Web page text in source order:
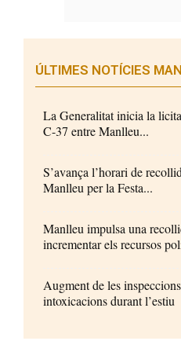
ÚLTIMES NOTÍCIES
La Generalitat inicia la
C-37 entre Manlleu...
S’avança l’horari de
Manlleu per la Festa...
Manlleu impulsa una
incrementar els recursos
Augment de les
intoxicacions durant l’estiu